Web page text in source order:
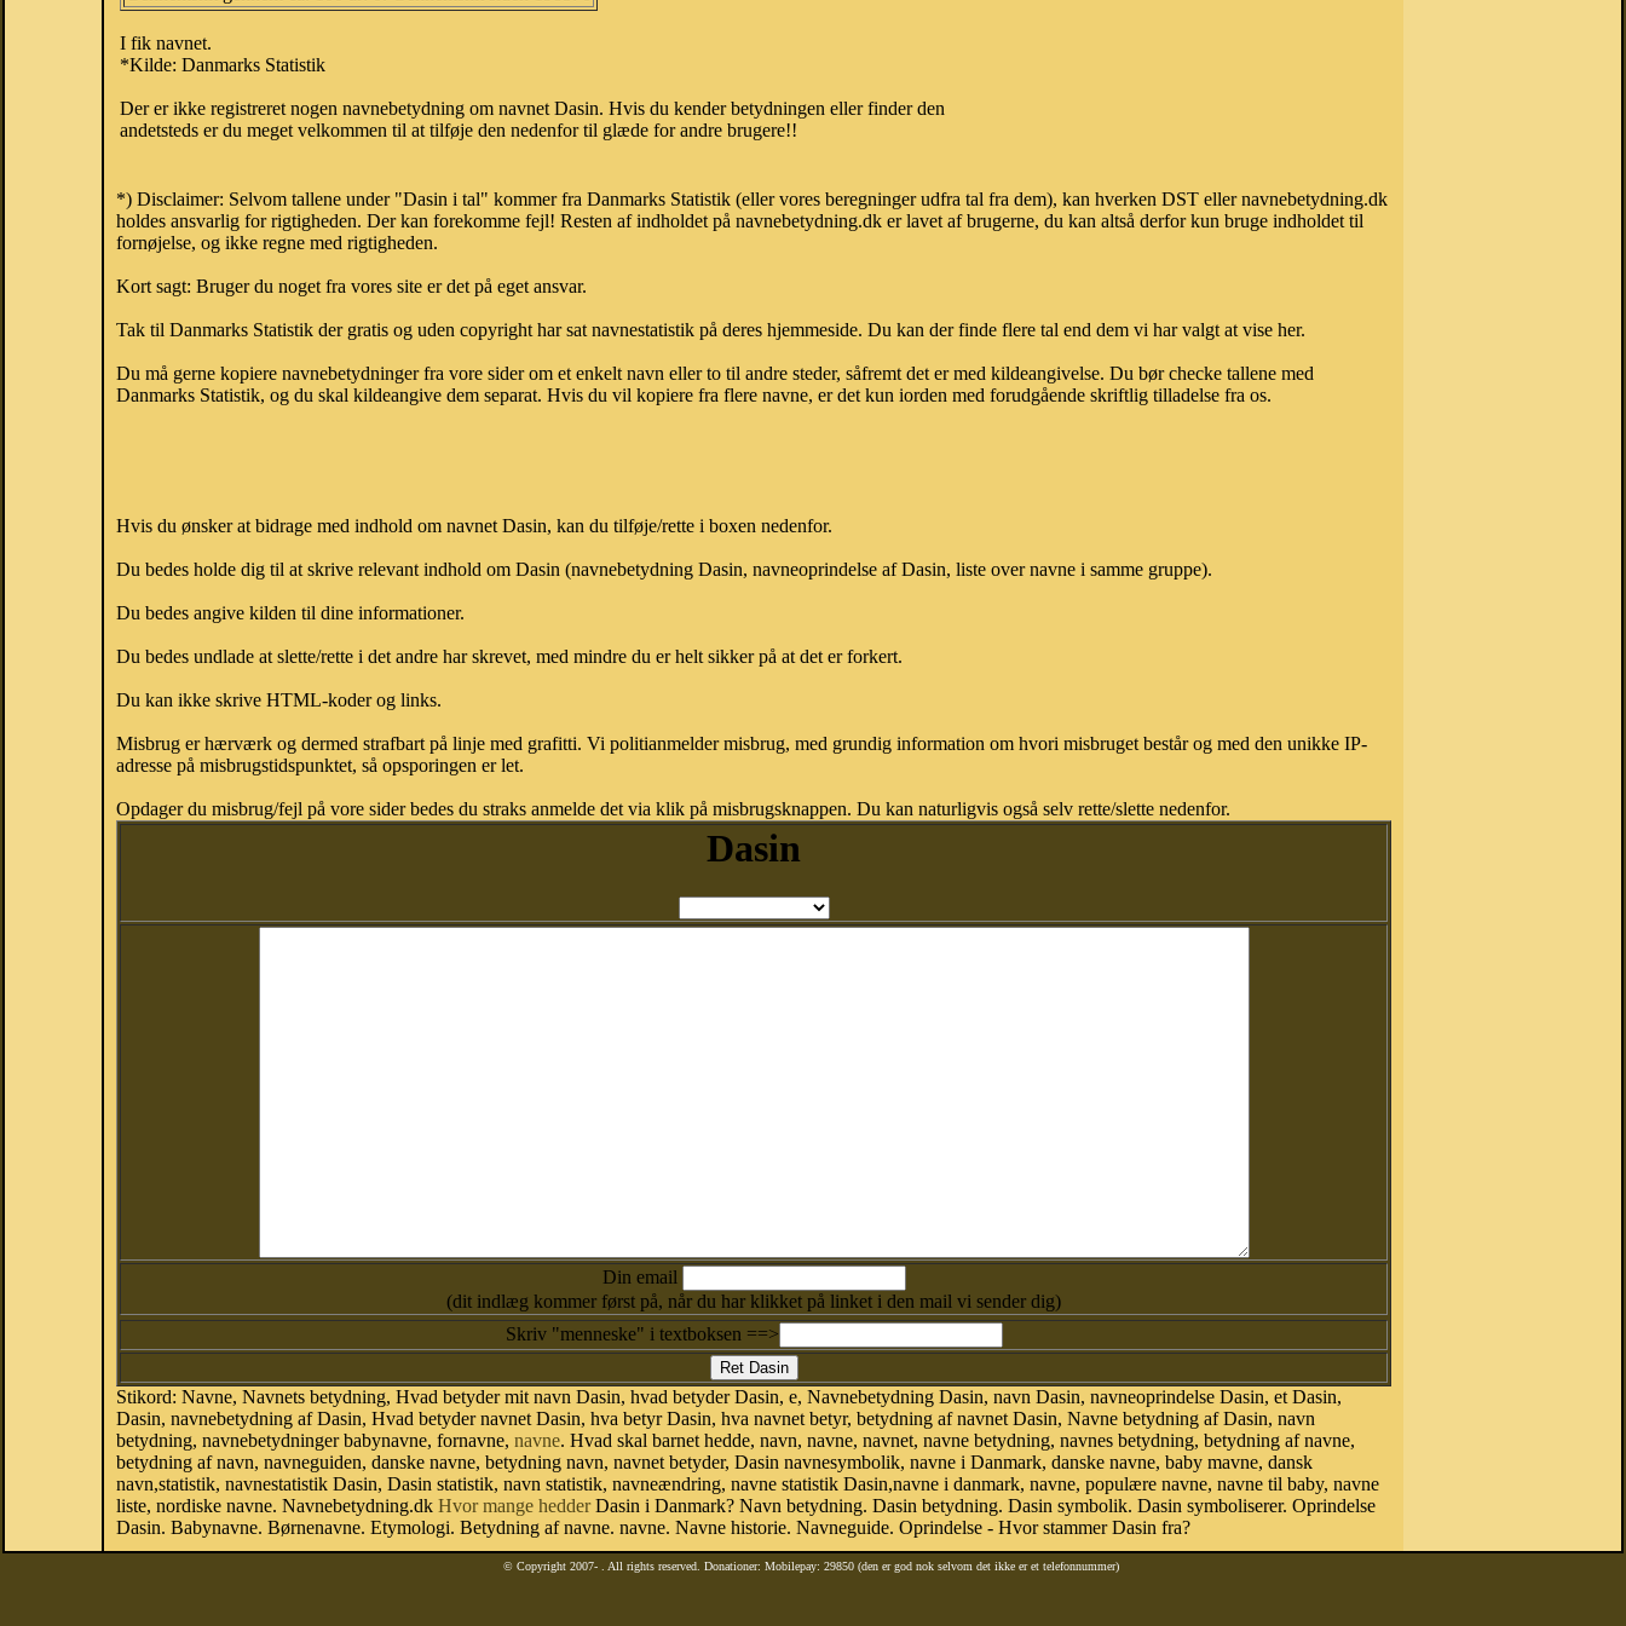
I fik navnet.
*Kilde: Danmarks Statistik
Der er ikke registreret nogen navnebetydning om navnet Dasin. Hvis du kender betydningen eller finder den
andetsteds er du meget velkommen til at tilføje den nedenfor til glæde for andre brugere!!
*) Disclaimer: Selvom tallene under "Dasin i tal" kommer fra Danmarks Statistik (eller vores beregninger udfra tal fra dem), kan hverken DST eller navnebetydning.dk
holdes ansvarlig for rigtigheden. Der kan forekomme fejl! Resten af indholdet på navnebetydning.dk er lavet af brugerne, du kan altså derfor kun bruge indholdet til
fornøjelse, og ikke regne med rigtigheden.
Kort sagt: Bruger du noget fra vores site er det på eget ansvar.
Tak til Danmarks Statistik der gratis og uden copyright har sat navnestatistik på deres hjemmeside. Du kan der finde flere tal end dem vi har valgt at vise her.
Du må gerne kopiere navnebetydninger fra vore sider om et enkelt navn eller to til andre steder, såfremt det er med kildeangivelse. Du bør checke tallene med
Danmarks Statistik, og du skal kildeangive dem separat. Hvis du vil kopiere fra flere navne, er det kun iorden med forudgående skriftlig tilladelse fra os.
Hvis du ønsker at bidrage med indhold om navnet Dasin, kan du tilføje/rette i boxen nedenfor.
Du bedes holde dig til at skrive relevant indhold om Dasin (navnebetydning Dasin, navneoprindelse af Dasin, liste over navne i samme gruppe).
Du bedes angive kilden til dine informationer.
Du bedes undlade at slette/rette i det andre har skrevet, med mindre du er helt sikker på at det er forkert.
Du kan ikke skrive HTML-koder og links.
Misbrug er hærværk og dermed strafbart på linje med grafitti. Vi politianmelder misbrug, med grundig information om hvori misbruget består og med den unikke IP-
adresse på misbrugstidspunktet, så opsporingen er let.
Opdager du misbrug/fejl på vore sider bedes du straks anmelde det via klik på misbrugsknappen. Du kan naturligvis også selv rette/slette nedenfor.
Dasin
Din email
(dit indlæg kommer først på, når du har klikket på linket i den mail vi sender dig)
Skriv "menneske" i textboksen ==>
Stikord: Navne, Navnets betydning, Hvad betyder mit navn Dasin, hvad betyder Dasin, e, Navnebetydning Dasin, navn Dasin, navneoprindelse Dasin, et Dasin,
Dasin, navnebetydning af Dasin, Hvad betyder navnet Dasin, hva betyr Dasin, hva navnet betyr, betydning af navnet Dasin, Navne betydning af Dasin, navn
betydning, navnebetydninger babynavne, fornavne, navne. Hvad skal barnet hedde, navn, navne, navnet, navne betydning, navnes betydning, betydning af navne,
betydning af navn, navneguiden, danske navne, betydning navn, navnet betyder, Dasin navnesymbolik, navne i Danmark, danske navne, baby mavne, dansk
navn,statistik, navnestatistik Dasin, Dasin statistik, navn statistik, navneændring, navne statistik Dasin,navne i danmark, navne, populære navne, navne til baby, navne
liste, nordiske navne. Navnebetydning.dk Hvor mange hedderDasin i Danmark? Navn betydning. Dasin betydning. Dasin symbolik. Dasin symboliserer. Oprindelse
Dasin. Babynavne. Børnenavne. Etymologi. Betydning af navne. navne. Navne historie. Navneguide. Oprindelse - Hvor stammer Dasin fra?
© Copyright 2007- . All rights reserved. Donationer: Mobilepay: 29850 (den er god nok selvom det ikke er et telefonnummer)